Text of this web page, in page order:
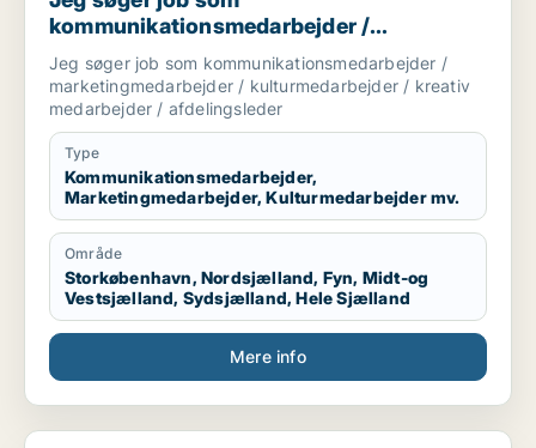
kommunikationsmedarbejder /
marketingmedarbejder /
kulturmedarbejder / kreativ medarbejder /
afdelingsleder
Jeg søger job som kommunikationsmedarbejder /
marketingmedarbejder / kulturmedarbejder / kreativ
medarbejder / afdelingsleder
Type
Kommunikationsmedarbejder,
Marketingmedarbejder, Kulturmedarbejder mv.
Område
Storkøbenhavn, Nordsjælland, Fyn, Midt-og
Vestsjælland, Sydsjælland, Hele Sjælland
Mere info